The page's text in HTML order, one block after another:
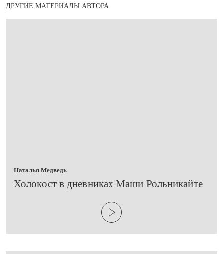
ДРУГИЕ МАТЕРИАЛЫ АВТОРА
Наталья Медведь
​Холокост в дневниках Маши Рольникайте